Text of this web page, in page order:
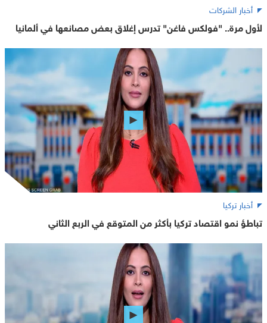
أخبار الشركات
لأول مرة.. "فولكس فاغن" تدرس إغلاق بعض مصانعها في ألمانيا
أخبار تركيا
تباطؤ نمو اقتصاد تركيا بأكثر من المتوقع في الربع الثاني